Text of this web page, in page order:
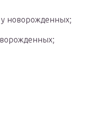
новорожденных;